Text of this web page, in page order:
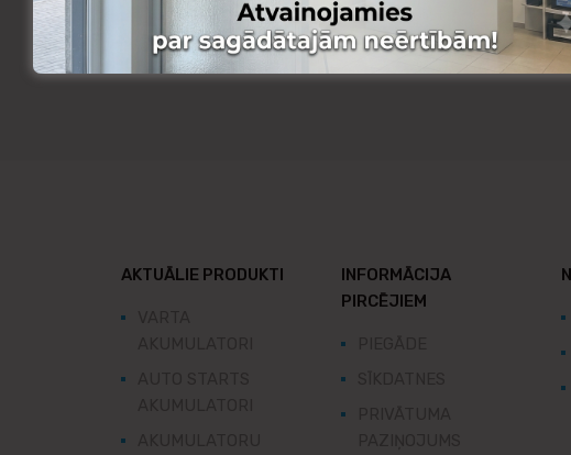
1 3 … 16
AKTUĀLIE PRODUKTI
INFORMĀCIJA
PIRCĒJIEM